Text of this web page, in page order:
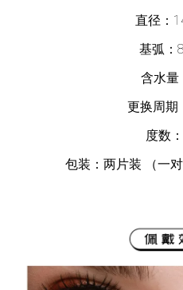
直径：
基弧：
含水量
更换周期
度数：
包装：两片装 （一对